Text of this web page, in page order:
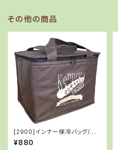
その他の商品
[2900]インナー保冷バッグ/ブ
ラウン
¥880